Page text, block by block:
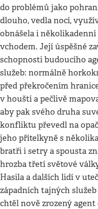
do problémů jako
dlouho, vedla nocí,
obnášela i
vchodem. Její úspěšné
schopnosti budoucího
služeb: normálně
před překročením
v houští a pečlivě
aby pak svého druha
konfliktu převedl na
jeho přítelkyně s
bratři i setry a spousta
hrozba třetí světové
Hasila a dalších lidí v
západních tajných
chtěl nově zrozený